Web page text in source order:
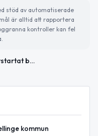
stöd av automatiserade
är alltid att rapportera
kontroller kan fel
BCE holding AB – Nystartat bolag för aktieförvaltning
kommun